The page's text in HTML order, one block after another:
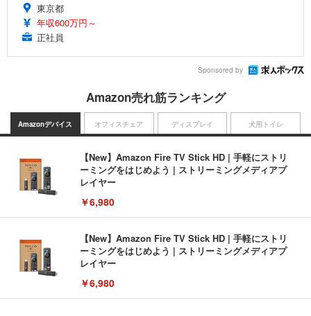
東京都
年収600万円～
正社員
Sponsored by
Amazon売れ筋ランキング
Amazonデバイス
【New】Amazon Fire TV Stick HD | 手軽にストリ
ーミングをはじめよう | ストリーミングメディアプ
レイヤー
￥6,980
【New】Amazon Fire TV Stick HD | 手軽にストリ
ーミングをはじめよう | ストリーミングメディアプ
レイヤー
￥6,980
オフィスチェア ディスプレイ 犬用トイレ